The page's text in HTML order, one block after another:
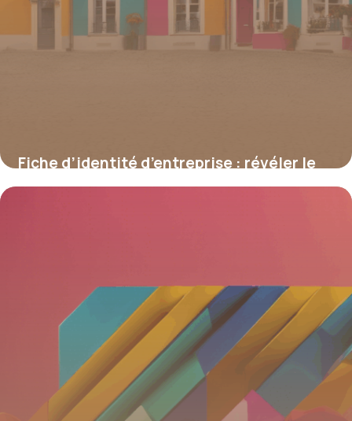
Fiche d’identité d’entreprise : révéler le
potentiel caché de chaque société